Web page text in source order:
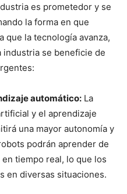
es prometedor y se
la forma en que
que la tecnología avanza,
industria se beneficie de
automático: La
y el aprendizaje
una mayor autonomía y
podrán aprender de
tiempo real, lo que los
en diversas situaciones.